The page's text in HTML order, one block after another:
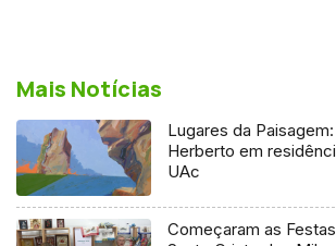
Mais Notícias
Lugares da
Herberto em
UAc
Começaram as